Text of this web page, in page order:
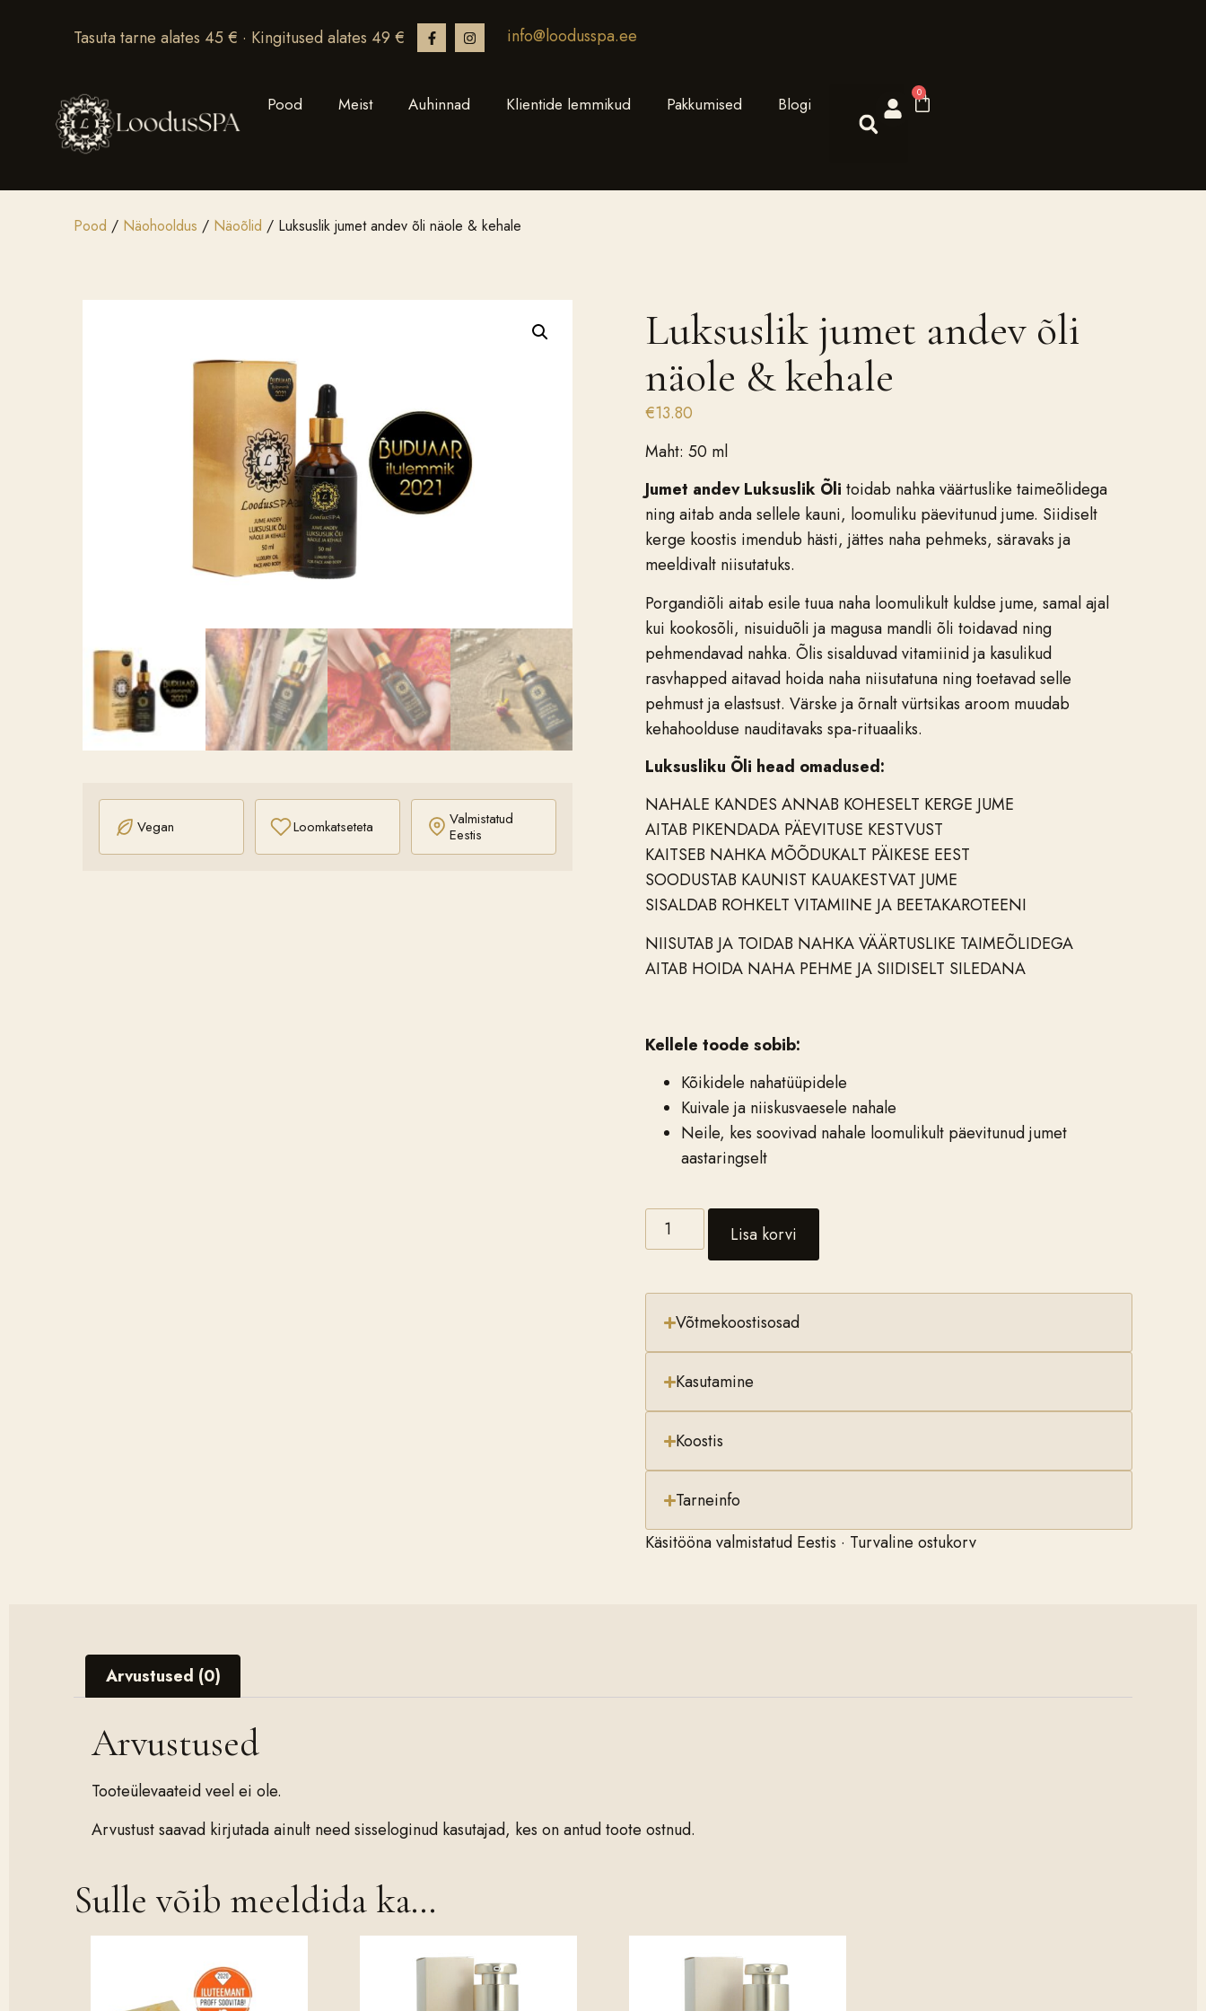
Tasuta tarne alates 45 € · Kingitused alates 49 € info@loodusspa.ee
Pood Meist Auhinnad Klientide lemmikud Pakkumised Blogi
0
Pood / Näohooldus / Näoõlid / Luksuslik jumet andev õli näole & kehale
Vegan Loomkatseteta
Valmistatud
Eestis
Luksuslik jumet andev õli
näole & kehale
€13.80
Maht: 50 ml
Jumet andev Luksuslik Õli toidab nahka väärtuslike taimeõlidega
ning aitab anda sellele kauni, loomuliku päevitunud jume. Siidiselt
kerge koostis imendub hästi, jättes naha pehmeks, säravaks ja
meeldivalt niisutatuks.
Porgandiõli aitab esile tuua naha loomulikult kuldse jume, samal ajal
kui kookosõli, nisuiduõli ja magusa mandli õli toidavad ning
pehmendavad nahka. Õlis sisalduvad vitamiinid ja kasulikud
rasvhapped aitavad hoida naha niisutatuna ning toetavad selle
pehmust ja elastsust. Värske ja õrnalt vürtsikas aroom muudab
kehahoolduse nauditavaks spa-rituaaliks.
Luksusliku Õli head omadused:
NAHALE KANDES ANNAB KOHESELT KERGE JUME
AITAB PIKENDADA PÄEVITUSE KESTVUST
KAITSEB NAHKA MÕÕDUKALT PÄIKESE EEST
SOODUSTAB KAUNIST KAUAKESTVAT JUME
SISALDAB ROHKELT VITAMIINE JA BEETAKAROTEENI
NIISUTAB JA TOIDAB NAHKA VÄÄRTUSLIKE TAIMEÕLIDEGA
AITAB HOIDA NAHA PEHME JA SIIDISELT SILEDANA
Kellele toode sobib:
Kõikidele nahatüüpidele
Kuivale ja niiskusvaesele nahale
Neile, kes soovivad nahale loomulikult päevitunud jumet
aastaringselt
Lisa korvi
Võtmekoostisosad
Kasutamine
Koostis
Tarneinfo
Käsitööna valmistatud Eestis · Turvaline ostukorv
Arvustused (0)
Arvustused
Tooteülevaateid veel ei ole.
Arvustust saavad kirjutada ainult need sisseloginud kasutajad, kes on antud toote ostnud.
Sulle võib meeldida ka…